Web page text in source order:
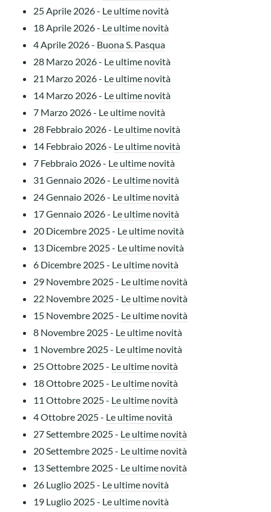
25 Aprile 2026- Le ultime novità
18 Aprile 2026- Le ultime novità
4 Aprile 2026- Buona S. Pasqua
28 Marzo 2026- Le ultime novità
21 Marzo 2026- Le ultime novità
14 Marzo 2026- Le ultime novità
7 Marzo 2026- Le ultime novità
28 Febbraio 2026- Le ultime novità
14 Febbraio 2026- Le ultime novità
7 Febbraio 2026- Le ultime novità
31 Gennaio 2026- Le ultime novità
24 Gennaio 2026- Le ultime novità
17 Gennaio 2026- Le ultime novità
20 Dicembre 2025- Le ultime novità
13 Dicembre 2025- Le ultime novità
6 Dicembre 2025- Le ultime novità
29 Novembre 2025- Le ultime novità
22 Novembre 2025- Le ultime novità
15 Novembre 2025- Le ultime novità
8 Novembre 2025- Le ultime novità
1 Novembre 2025- Le ultime novità
25 Ottobre 2025- Le ultime novità
18 Ottobre 2025- Le ultime novità
11 Ottobre 2025- Le ultime novità
4 Ottobre 2025- Le ultime novità
27 Settembre 2025- Le ultime novità
20 Settembre 2025- Le ultime novità
13 Settembre 2025- Le ultime novità
26 Luglio 2025- Le ultime novità
19 Luglio 2025- Le ultime novità